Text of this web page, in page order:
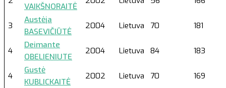
VAIKŠNORAITĖ
3
Austėja
BASEVIČIŪTĖ
2004 Lietuva 70 181
4
Deimante
OBELIENIUTE
2004 Lietuva 84 183
4
Gustė
KUBLICKAITĖ
2002 Lietuva 70 169